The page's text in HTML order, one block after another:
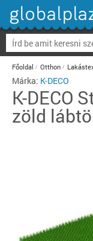
Főoldal Otthon
Márka: K-DECO
K-DECO
zöld